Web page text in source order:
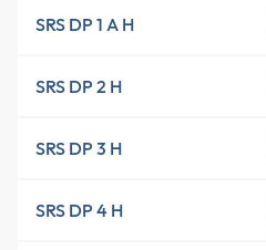
SRS DP 1 A H
SRS DP 2 H
SRS DP 3 H
SRS DP 4 H